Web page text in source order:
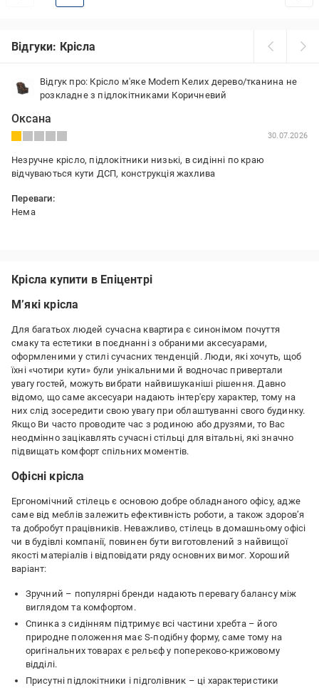
Відгуки: Крісла
Відгук про: Крісло м'яке Modern Келих дерево/тканина не
розкладне з підлокітниками Коричневий
Оксана
30.07.2026
Незручне крісло, підлокітники низькі, в сидінні по краю
відчуваються кути ДСП, конструкція жахлива
Переваги:
Нема
Крісла купити в Епіцентрі
М’які крісла
Для багатьох людей сучасна квартира є синонімом почуття
смаку та естетики в поєднанні з обраними аксесуарами,
оформленими у стилі сучасних тенденцій. Люди, які хочуть, щоб
їхні «чотири кути» були унікальними й водночас привертали
увагу гостей, можуть вибрати найвишуканіші рішення. Давно
відомо, що саме аксесуари надають інтер'єру характер, тому на
них слід зосередити свою увагу при облаштуванні свого будинку.
Якщо Ви часто проводите час з родиною або друзями, то Вас
неодмінно зацікавлять сучасні стільці для вітальні, які значно
підвищать комфорт спільних моментів.
Офісні крісла
Ергономічний стілець є основою добре обладнаного офісу, адже
саме від меблів залежить ефективність роботи, а також здоров’я
та добробут працівників. Неважливо, стілець в домашньому офісі
чи в будівлі компанії, повинен бути виготовлений з найвищої
якості матеріалів і відповідати ряду основних вимог. Хороший
варіант:
Зручний – популярні бренди надають перевагу балансу між
виглядом та комфортом.
Спинка з сидінням підтримує всі частини хребта – його
природне положення має S-подібну форму, саме тому на
оригінальних товарах є рельєф у попереково-крижовому
відділі.
Присутні підлокітники і підголівник – ці характеристики